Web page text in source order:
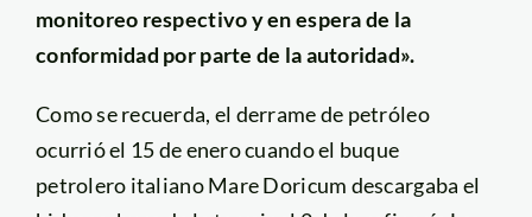
monitoreo respectivo y en espera de la
conformidad por parte de la autoridad».
Como se recuerda, el derrame de petróleo
ocurrió el 15 de enero cuando el buque
petrolero italiano Mare Doricum descargaba el